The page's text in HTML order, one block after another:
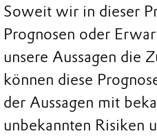
Soweit wir in dieser
Prognosen oder
unsere Aussagen die
können diese
der Aussagen mit
unbekannten Risiken